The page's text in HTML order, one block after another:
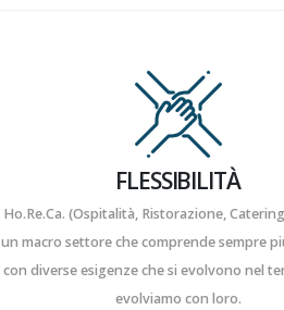
FLESSIBILITÀ
Ho.Re.Ca. (Ospitalità, Ristorazione,
un macro settore che comprende sempre
con diverse esigenze che si evolvono nel
evolviamo con loro.